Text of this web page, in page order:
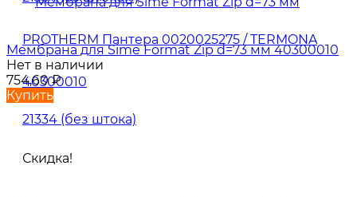
Мембрана для Sime Format Zip d=73 мм 40300010
Нет в наличии
754,60₽
Купить
Скидка!